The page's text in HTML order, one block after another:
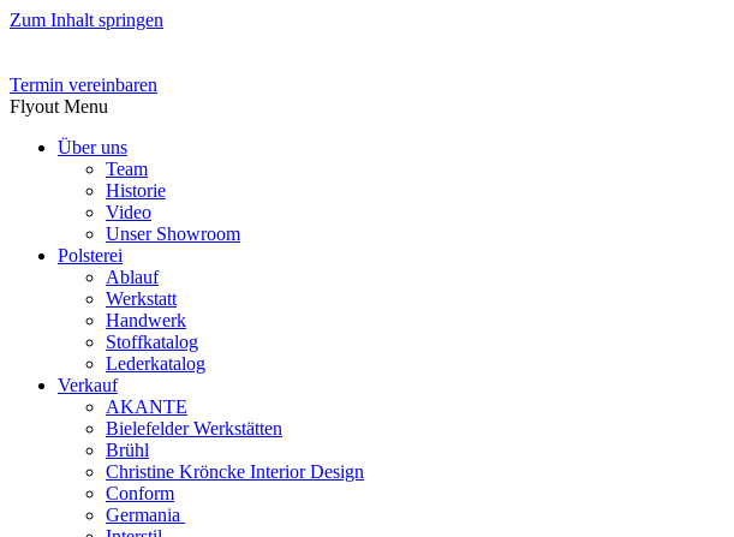
Zum Inhalt springen
Termin vereinbaren
Flyout Menu
Über uns
Team
Historie
Video
Unser Showroom
Polsterei
Ablauf
Werkstatt
Handwerk
Stoffkatalog
Lederkatalog
Verkauf
AKANTE
Bielefelder Werkstätten
Brühl
Christine Kröncke Interior Design
Conform
Germania